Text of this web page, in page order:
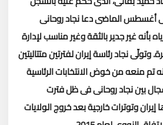
أغسطس الماضى دعا نجاد روحانى
بأنه غير جدير بالثقة وغير مناسب لإدارة
وتولّى نجاد رئاسة إيران لفترتين متتاليتين
2013، إلا أنه تم منعه من خوض الانتخابات الرئاسية
بين نجاد روحانى فى ظل فترت
وتوترات خارجية بعد خروج الولايات